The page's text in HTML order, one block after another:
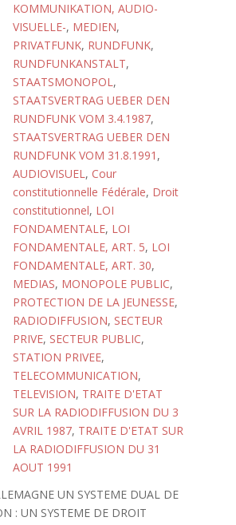
KOMMUNIKATION, AUDIO-
VISUELLE-, MEDIEN,
PRIVATFUNK, RUNDFUNK,
RUNDFUNKANSTALT,
STAATSMONOPOL,
STAATSVERTRAG UEBER DEN
RUNDFUNK VOM 3.4.1987,
STAATSVERTRAG UEBER DEN
RUNDFUNK VOM 31.8.1991 ,
AUDIOVISUEL, Cour
constitutionnelle Fédérale, Droit
constitutionnel, LOI
FONDAMENTALE, LOI
FONDAMENTALE, ART. 5, LOI
FONDAMENTALE, ART. 30,
MEDIAS, MONOPOLE PUBLIC,
PROTECTION DE LA JEUNESSE,
RADIODIFFUSION, SECTEUR
PRIVE, SECTEUR PUBLIC,
STATION PRIVEE,
TELECOMMUNICATION,
TELEVISION, TRAITE D'ETAT
SUR LA RADIODIFFUSION DU 3
AVRIL 1987, TRAITE D'ETAT SUR
LA RADIODIFFUSION DU 31
AOUT 1991
UN SYSTEME DUAL DE
: UN SYSTEME DE DROIT